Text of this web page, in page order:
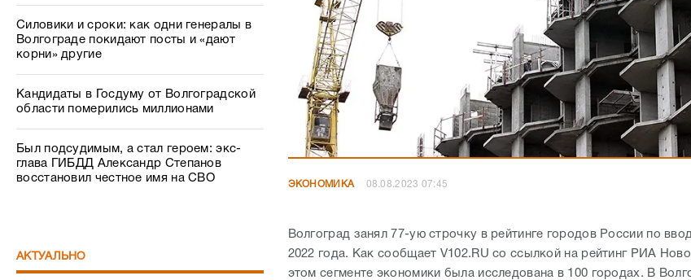
Силовики и сроки: как одни генералы в
Волгограде покидают посты и «дают
корни» другие
Кандидаты в Госдуму от Волгоградской
области померились миллионами
Был подсудимым, а стал героем: экс-
глава ГИБДД Александр Степанов
восстановил честное имя на СВО
АКТУАЛЬНО
ЭКОНОМИКА 08.08.2023 07:45
Волгоград занял 77-ую строчку в рейтинге городов России по
2022 года. Как сообщает V102.RU со ссылкой на рейтинг РИА
этом сегменте экономики была исследована в 100 городах. В